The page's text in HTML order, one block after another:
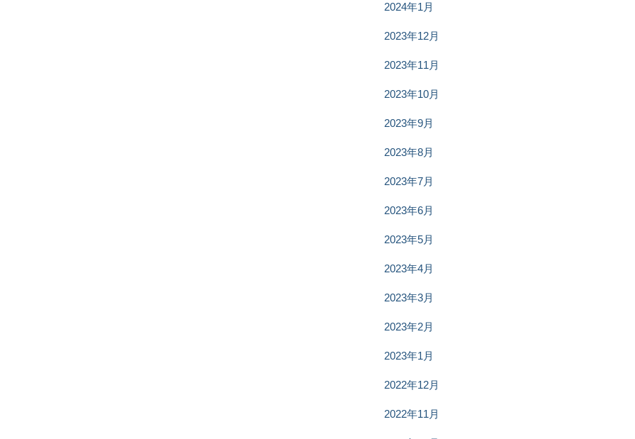
2024年1月
2023年12月
2023年11月
2023年10月
2023年9月
2023年8月
2023年7月
2023年6月
2023年5月
2023年4月
2023年3月
2023年2月
2023年1月
2022年12月
2022年11月